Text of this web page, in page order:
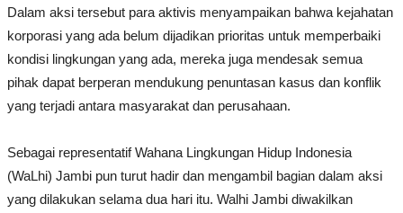
Dalam aksi tersebut para aktivis menyampaikan bahwa kejahatan
korporasi yang ada belum dijadikan prioritas untuk memperbaiki
kondisi lingkungan yang ada, mereka juga mendesak semua
pihak dapat berperan mendukung penuntasan kasus dan konflik
yang terjadi antara masyarakat dan perusahaan.
Sebagai representatif Wahana Lingkungan Hidup Indonesia
(WaLhi) Jambi pun turut hadir dan mengambil bagian dalam aksi
yang dilakukan selama dua hari itu. Walhi Jambi diwakilkan